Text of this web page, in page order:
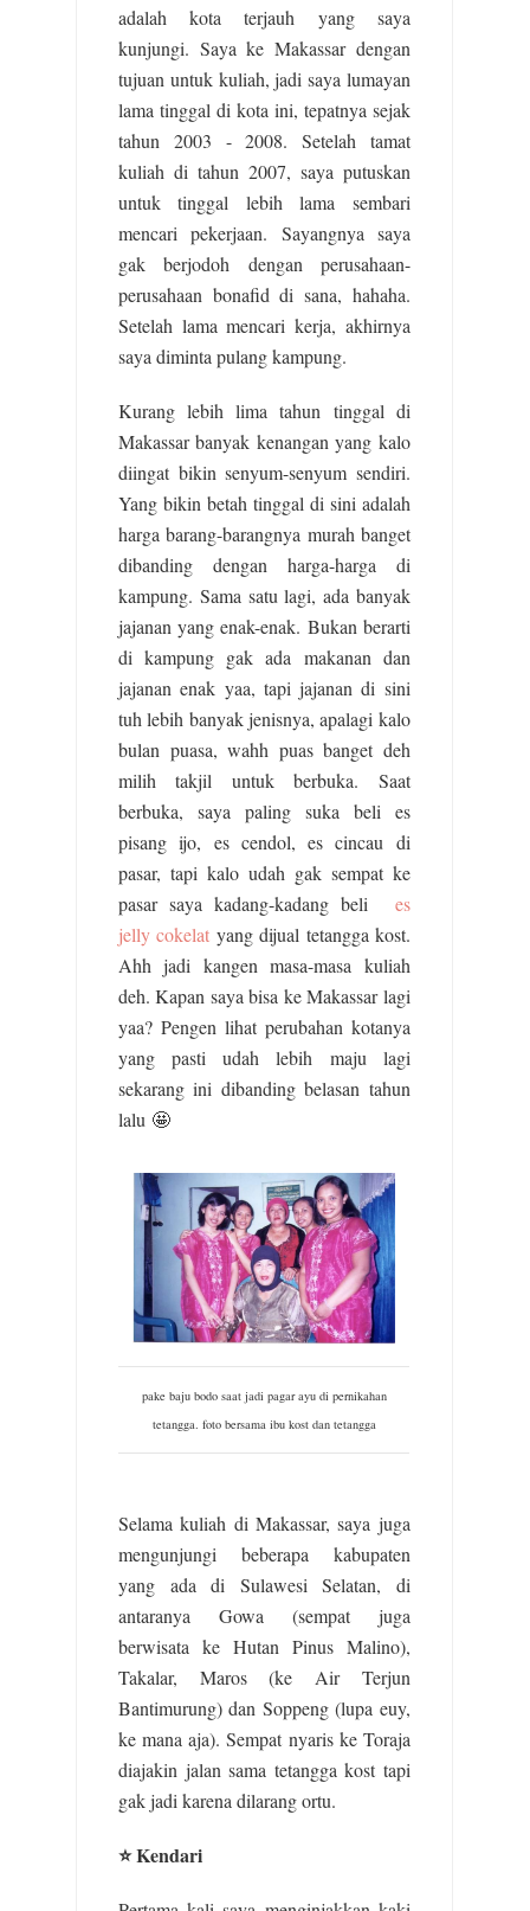
adalah kota terjauh yang saya
kunjungi. Saya ke Makassar dengan
tujuan untuk kuliah, jadi saya lumayan
lama tinggal di kota ini, tepatnya sejak
tahun 2003 - 2008. Setelah tamat
kuliah di tahun 2007, saya putuskan
untuk tinggal lebih lama sembari
mencari pekerjaan. Sayangnya saya
gak berjodoh dengan perusahaan-
perusahaan bonafid di sana, hahaha.
Setelah lama mencari kerja, akhirnya
saya diminta pulang kampung.
Kurang lebih lima tahun tinggal di
Makassar banyak kenangan yang kalo
diingat bikin senyum-senyum sendiri.
Yang bikin betah tinggal di sini adalah
harga barang-barangnya murah banget
dibanding dengan harga-harga di
kampung. Sama satu lagi, ada banyak
jajanan yang enak-enak. Bukan berarti
di kampung gak ada makanan dan
jajanan enak yaa, tapi jajanan di sini
tuh lebih banyak jenisnya, apalagi kalo
bulan puasa, wahh puas banget deh
milih takjil untuk berbuka. Saat
berbuka, saya paling suka beli es
pisang ijo, es cendol, es cincau di
pasar, tapi kalo udah gak sempat ke
pasar saya kadang-kadang beli es
jelly cokelat yang dijual tetangga kost.
Ahh jadi kangen masa-masa kuliah
deh. Kapan saya bisa ke Makassar lagi
yaa? Pengen lihat perubahan kotanya
yang pasti udah lebih maju lagi
sekarang ini dibanding belasan tahun
lalu 🤩
pake baju bodo saat jadi pagar ayu di pernikahan
tetangga. foto bersama ibu kost dan tetangga
Selama kuliah di Makassar, saya juga
mengunjungi beberapa kabupaten
yang ada di Sulawesi Selatan, di
antaranya Gowa (sempat juga
berwisata ke Hutan Pinus Malino),
Takalar, Maros (ke Air Terjun
Bantimurung) dan Soppeng (lupa euy,
ke mana aja). Sempat nyaris ke Toraja
diajakin jalan sama tetangga kost tapi
gak jadi karena dilarang ortu.
⭐ Kendari